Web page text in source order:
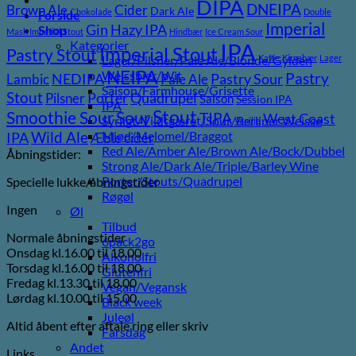
Forside
Shop
Kategorier
Lager/Pilsner/Pale Ale/Blonde/Gylden
Weissbier/Wit
Saison/Farmhouse/Grisette
IPA
Syrligt/Vildtgæret/Sour/Berliner Weisse
Mjød/Melomel/Braggot
Red Ale/Amber Ale/Brown Ale/Bock/Dubbel
Strong Ale/Dark Ale/Triple/Barley Wine
Porter/Stouts/Quadrupel
Røgøl
Øl
Tilbud
6pack2go
Alkoholfri
Glutenfri
Vegan/Vegansk
Black week
Juleøl
Farsdag
Andet
Brown Ale Chokolade Cider Dark Ale DIPA DNEIPA Double
Mash Imperial Stout Gin Hazy IPA Hindbær Ice Cream Sour Imperial
Pastry StoutImperial StoutIPA Kaffe Kirsebær Lager
Lambic NEDIPANEIPAPale Ale Pastry Sour Pastry
Stout Pilsner PorterQuadrupelSaisonSession IPA
Smoothie SourSourStoutTIPA Vanilje West Coast
IPAWild Ale Æble cider
Åbningstider:
Specielle lukke/åbningstider
Ingen
Normale åbningstider
Onsdag kl.16.00 til 18.00
Torsdag kl.16.00 til 18.00
Fredag kl.13.30 til 18.00
Lørdag kl.10.00 til 15.00
Altid åbent efter aftale ring eller skriv